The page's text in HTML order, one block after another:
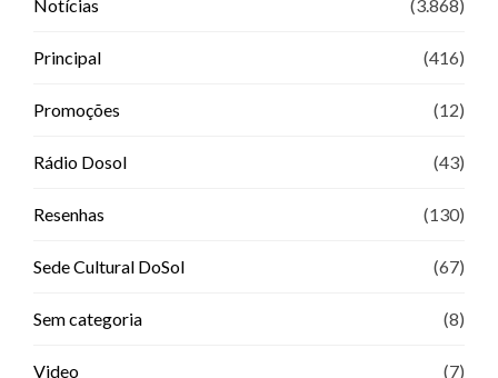
Notícias (3.868)
Principal (416)
Promoções (12)
Rádio Dosol (43)
Resenhas (130)
Sede Cultural DoSol (67)
Sem categoria (8)
Video (7)